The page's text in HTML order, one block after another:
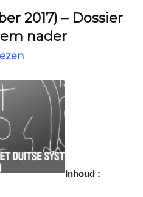
2017) – Dossier
nader
Inhoud :